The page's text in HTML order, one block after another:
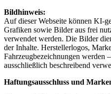
Bildhinweis:
Auf dieser Webseite können KI-
Grafiken sowie Bilder aus frei
verwendet werden. Die Bilder
der Inhalte. Herstellerlogos,
Fahrzeugbezeichnungen werden
ausschließlich beschreibend
Haftungsausschluss und